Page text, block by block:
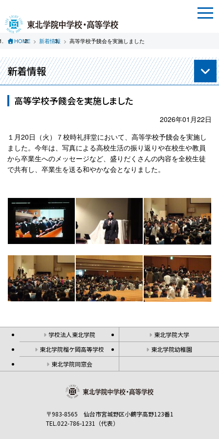
HOME 新着情報 高等学校予餞会を実施しました
新着情報
高等学校予餞会を実施しました
2026年01月22日
１月20日（火）７校時礼拝堂において、高等学校予餞会を実施し
ました。今年は、写真による高校生活の振り返りや在校生や教員
から卒業生へのメッセージなど、盛りだくさんの内容を全校生徒
で共有し、卒業生を送る和やかな会となりました。
学校法人東北学院
東北学院大学
東北学院榴ケ岡高等学校
東北学院幼稚園
東北学院同窓会
〒983-8565 仙台市宮城野区小鶴字高野123番1
TEL.022-786-1231（代表）